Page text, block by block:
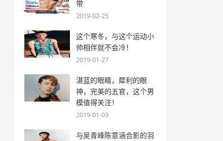
带
2019-02-25
这个寒冬，与这个运动小
帅相伴就不会冷！
2019-01-27
湛蓝的眼睛，犀利的眼
神，完美的五官，这个男
模值得关注！
2019-01-03
与吴青峰陈意涵合影的羽